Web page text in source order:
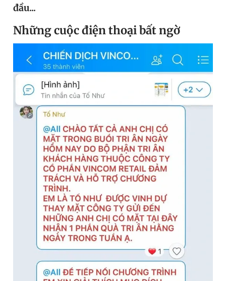
Sản phẩm khác
Tiện ích Bạn cần biết
Thông tin tòa soạn Liên hệ quảng cáo
Đọc Thanh Niên trên điện thoại
Theo dõi báo trên
0906 645 777
Liên hệ quảng cáo
0908 780 404
Đặt báo Quảng cáo RSS Tòa soạn Chính sách bảo
đầu...
Những cuộc điện thoại bất ngờ